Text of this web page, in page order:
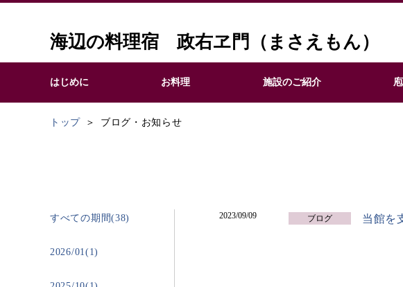
海辺の料理宿 政右ヱ門（まさえもん）
はじめに お料理 施設のご紹介
トップ ブログ・お知らせ
すべての期間(38)
2026/01(1)
2023/09/09 ブログ 当館を